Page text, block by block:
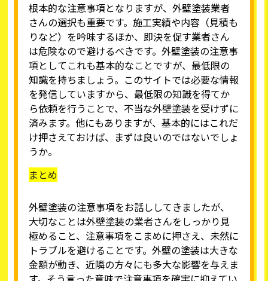
根本的な注意事項となりますが、外壁塗装業者
さんの選択も重要です。施工実績や内容（見積も
りなど）を吟味するほか、即決を促す業者さん
は危険なので避けるべきです。外壁塗装の注意事
項としてこれも基本的なことですが、最低限の
知識を持ちましょう。このサイトでは必要な情報
を発信していますから、最低限の知識を得てか
ら依頼を行うことで、不当な外壁塗装を受けずに
済みます。他にもありますが、基本的にはこれだ
け押さえておけば、まずは良いのではないでしょ
うか。
まとめ
外壁塗装の注意事項をお話ししてきましたが、
大切なことは外壁塗装の業者さんをしっかり見
極めること、注意事項をこまめに押さえ、未然に
トラブルを避けることです。外壁の塗装は大きな
金額が動き、近隣の方々にも多大な影響を与えま